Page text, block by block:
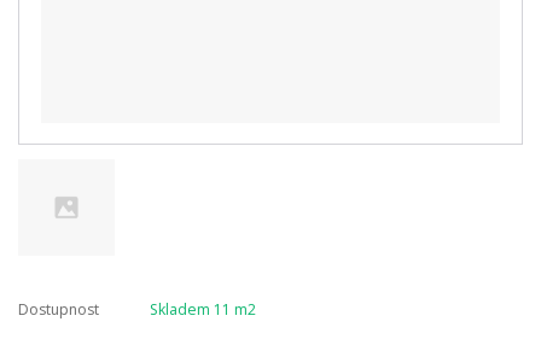
Dostupnost Skladem 11 m2